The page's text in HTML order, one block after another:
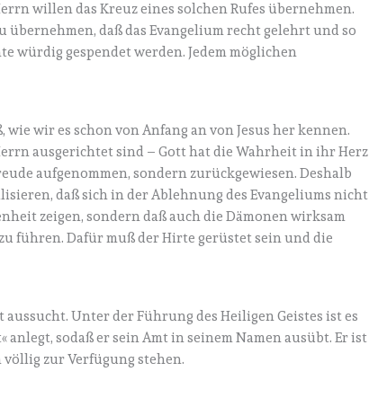
willen das Kreuz eines solchen Rufes übernehmen.
daß das Evangelium recht gelehrt und so
würdig gespendet werden. Jedem möglichen
wir es schon von Anfang an von Jesus her kennen.
ausgerichtet sind – Gott hat die Wahrheit in ihr Herz
aufgenommen, sondern zurückgewiesen. Deshalb
daß sich in der Ablehnung des Evangeliums nicht
zeigen, sondern daß auch die Dämonen wirksam
führen. Dafür muß der Hirte gerüstet sein und die
Unter der Führung des Heiligen Geistes ist es
anlegt, sodaß er sein Amt in seinem Namen ausübt. Er ist
völlig zur Verfügung stehen.